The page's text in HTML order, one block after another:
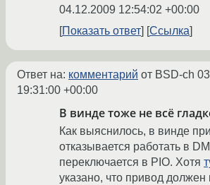
04.12.2009 12:54:02 +00:00
Показать ответ
Ссылка
Ответ на: комментарий от BSD-ch
19:31:00 +00:00
В винде тоже не всё
Как выяснилось, в винде
отказывается работать в
переключается в PIO. Хотя
указано, что привод